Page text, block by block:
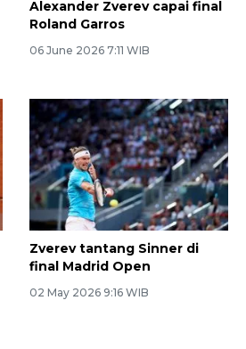
Alexander Zverev capai final
Roland Garros
06 June 2026 7:11 WIB
Zverev tantang Sinner di
final Madrid Open
02 May 2026 9:16 WIB